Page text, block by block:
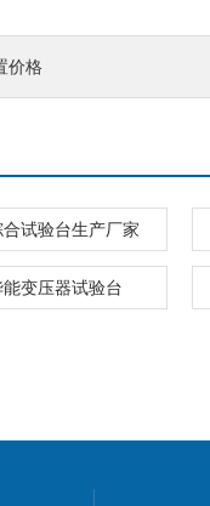
价格
试验台生产厂家
变压器试验台